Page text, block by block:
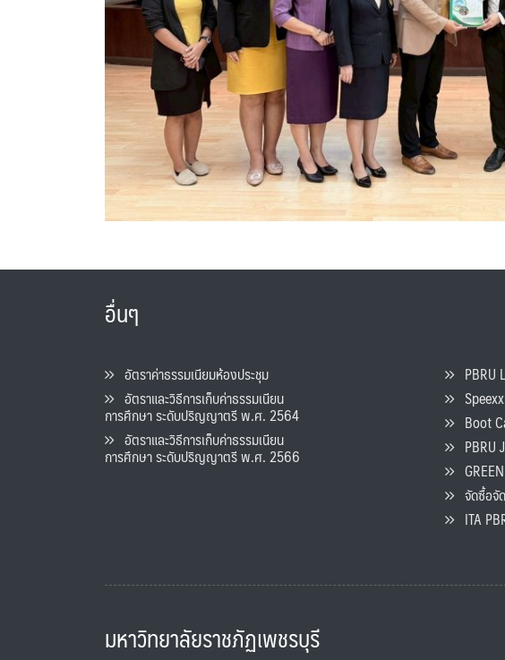
อื่นๆ
อัตราค่าธรรมเนียมห้องประชุม
อัตราและวิธีการเก็บค่าธรรมเนียน
การศึกษา ระดับปริญญาตรี พ.ศ. 2564
อัตราและวิธีการเก็บค่าธรรมเนียน
การศึกษา ระดับปริญญาตรี พ.ศ. 2566
PBRU
Speexx
Boot
PBRU
GREEN
จัดซื้อจั
ITA
มหาวิทยาลัยราชภัฏเพชรบุรี